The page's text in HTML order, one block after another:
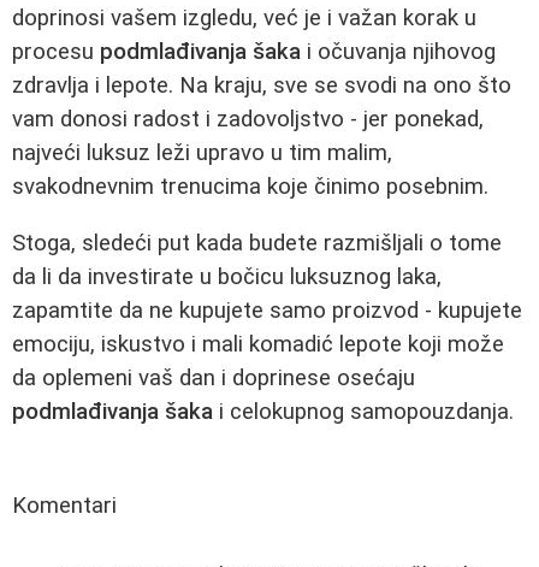
doprinosi vašem izgledu, već je i važan korak u
procesu podmlađivanja šaka i očuvanja njihovog
zdravlja i lepote. Na kraju, sve se svodi na ono što
vam donosi radost i zadovoljstvo - jer ponekad,
najveći luksuz leži upravo u tim malim,
svakodnevnim trenucima koje činimo posebnim.
Stoga, sledeći put kada budete razmišljali o tome
da li da investirate u bočicu luksuznog laka,
zapamtite da ne kupujete samo proizvod - kupujete
emociju, iskustvo i mali komadić lepote koji može
da oplemeni vaš dan i doprinese osećaju
podmlađivanja šaka i celokupnog samopouzdanja.
Komentari